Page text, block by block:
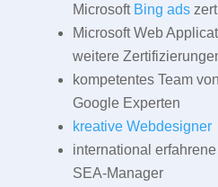
Microsoft Bing ads
Microsoft Web
weitere
kompetentes Team
Google Experten
kreative Webdesigner
international
SEA-Manager